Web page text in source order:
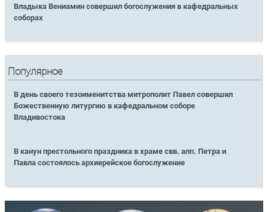
Владыка Вениамин совершил богослужения в кафедральных
соборах
Популярное
В день своего тезоименитства митрополит Павел совершил
Божественную литургию в кафедральном соборе
Владивостока
В канун престольного праздника в храме свв. апп. Петра и
Павла состоялось архиерейское богослужение